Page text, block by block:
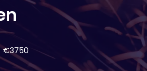
€3750